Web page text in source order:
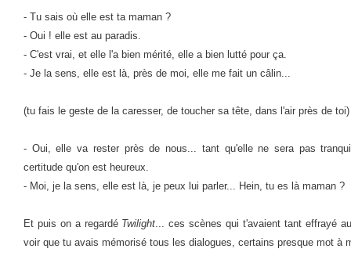
- Tu sais où elle est ta maman ?
- Oui ! elle est au paradis.
- C'est vrai, et elle l'a bien mérité, elle a bien lutté pour ça.
- Je la sens, elle est là, près de moi, elle me fait un câlin...
(tu fais le geste de la caresser, de toucher sa tête, dans l'air près de toi)
- Oui, elle va rester près de nous... tant qu'elle ne sera pas
certitude qu'on est heureux.
- Moi, je la sens, elle est là, je peux lui parler... Hein, tu es là maman ?
Et puis on a regardé Twilight... ces scènes qui t'avaient tant effrayé
voir que tu avais mémorisé tous les dialogues, certains presque mot à